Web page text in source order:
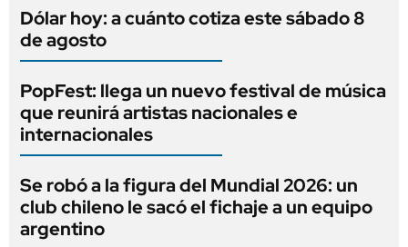
Dólar hoy: a cuánto cotiza este sábado 8
de agosto
PopFest: llega un nuevo festival de música
que reunirá artistas nacionales e
internacionales
Se robó a la figura del Mundial 2026: un
club chileno le sacó el fichaje a un equipo
argentino